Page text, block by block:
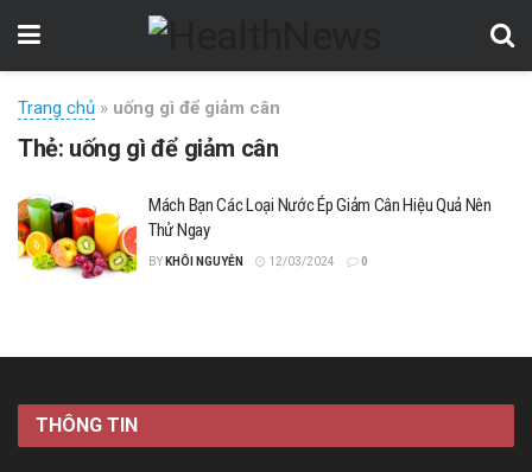
Trang chủ » uống gì để giảm cân
Thẻ: uống gì để giảm cân
Mách Bạn Các Loại Nước Ép Giảm Cân Hiệu Quả Nên
Thử Ngay
BY KHÔI NGUYỄN 12/03/2024 0
THÔNG TIN